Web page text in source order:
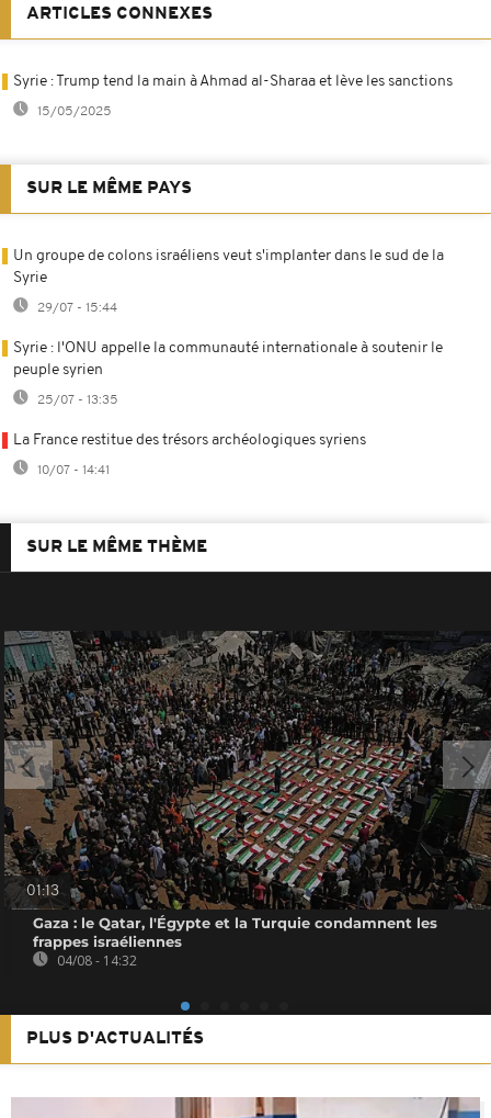
ARTICLES CONNEXES
Syrie : Trump tend la main à Ahmad al-Sharaa et lève les sanctions
15/05/2025
SUR LE MÊME PAYS
Un groupe de colons israéliens veut s'implanter dans le sud de la
Syrie
29/07 - 15:44
Syrie : l'ONU appelle la communauté internationale à soutenir le
peuple syrien
25/07 - 13:35
La France restitue des trésors archéologiques syriens
10/07 - 14:41
SUR LE MÊME THÈME
01:13
Gaza : le Qatar, l'Égypte et la Turquie condamnent les
frappes israéliennes
04/08 - 14:32
PLUS D'ACTUALITÉS